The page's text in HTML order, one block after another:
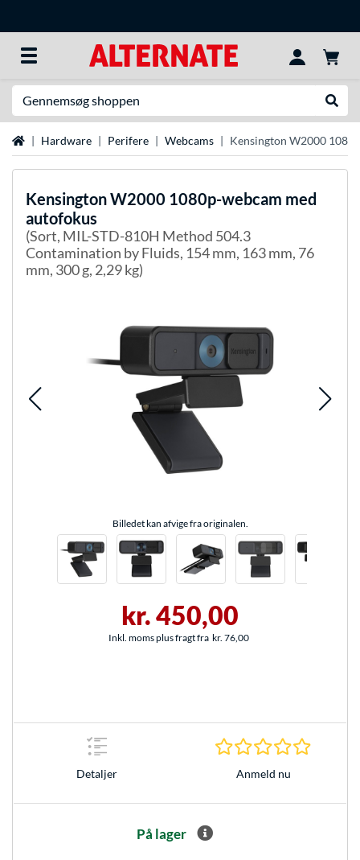
StartsideHardware Perifere Webcams Kensington W2000
KensingtonW2000 1080p-webcam med
autofokus
(Sort, MIL-STD-810H Method 504.3
Contamination by Fluids, 154 mm, 163 mm, 76
mm, 300 g, 2,29 kg)
Billedet kan afvige fra originalen.
kr. 450,00
Inkl. moms plus fragt fra kr. 76,00
Detaljer Anmeld nu
På lager